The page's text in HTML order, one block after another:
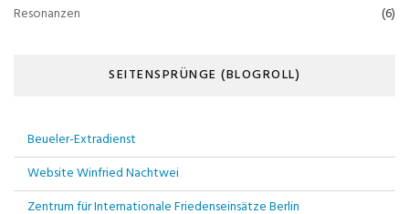
Resonanzen (6)
SEITENSPRÜNGE (BLOGROLL)
Beueler-Extradienst
Website Winfried Nachtwei
Zentrum für Internationale Friedenseinsätze Berlin